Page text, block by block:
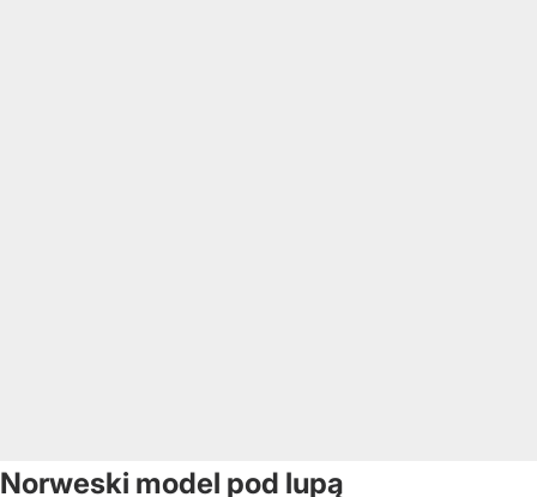
Norweski model pod lupą